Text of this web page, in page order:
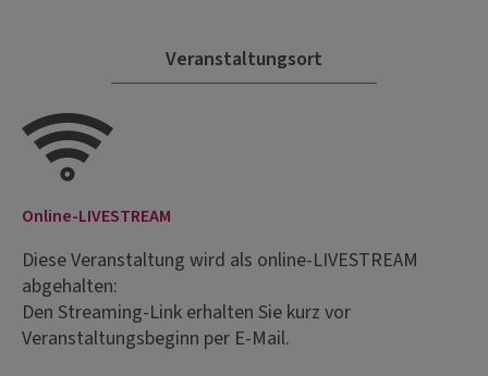
Veranstaltungsort
Online-LIVESTREAM
Diese Veranstaltung wird als online-LIVESTREAM
abgehalten:
Den Streaming-Link erhalten Sie kurz vor
Veranstaltungsbeginn per E-Mail.